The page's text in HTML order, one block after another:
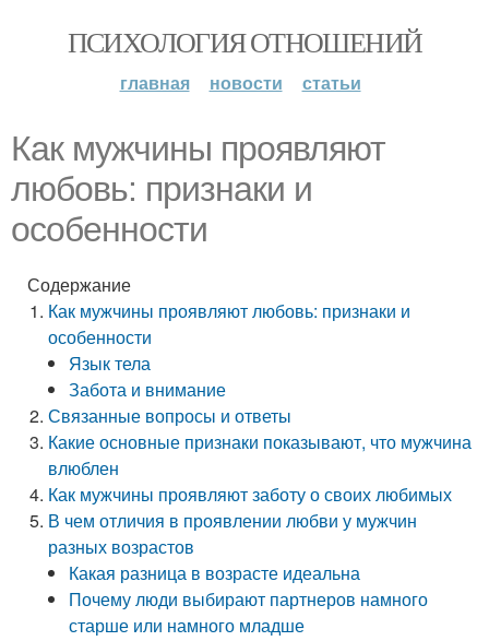
ПСИХОЛОГИЯ ОТНОШЕНИЙ
главная новости статьи
Как мужчины проявляют
любовь: признаки и
особенности
Содержание
Как мужчины проявляют любовь: признаки и
особенности
Язык тела
Забота и внимание
Связанные вопросы и ответы
Какие основные признаки показывают, что мужчина
влюблен
Как мужчины проявляют заботу о своих любимых
В чем отличия в проявлении любви у мужчин
разных возрастов
Какая разница в возрасте идеальна
Почему люди выбирают партнеров намного
старше или намного младше